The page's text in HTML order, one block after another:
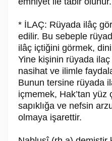
* İLAÇ: Rüyada ilâç
edilir. Bu sebeple
ilâç içtiğini görmek,
Yine kişinin rüyada
nasihat ve ilimle
Bunun tersine rüyada
içmemek, Hak’tan yüz
sapıklığa ve nefsin
olmaya işarettir.